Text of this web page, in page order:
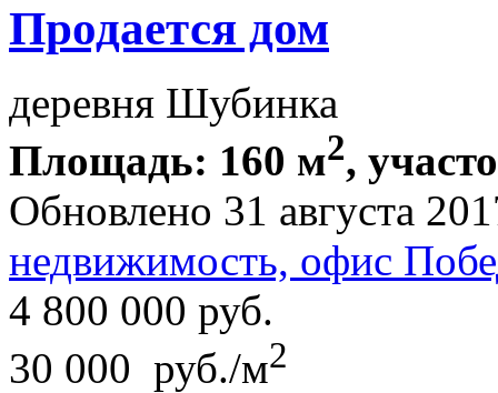
Продается дом
деревня Шубинка
Площадь: 160 м2,
Обновлено 31 августа
недвижимость, офис
4 800 000 руб.
30 000 руб./м2